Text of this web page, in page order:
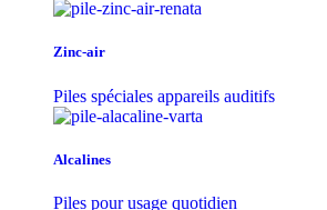
Zinc-air
Piles spéciales appareils auditifs
Alcalines
Piles pour usage quotidien